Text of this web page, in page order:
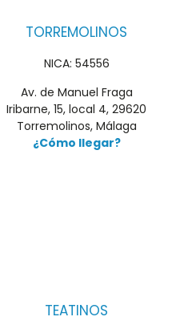
TORREMOLINOS
NICA: 54556
Av. de Manuel Fraga
Iribarne, 15, local 4, 29620
Torremolinos, Málaga
¿Cómo llegar?
TEATINOS